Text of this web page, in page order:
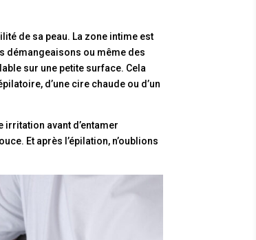
de sa peau. La zone intime est
démangeaisons ou même des
sur une petite surface. Cela
d’une cire chaude ou d’un
irritation avant d’entamer
Et après l’épilation, n’oublions